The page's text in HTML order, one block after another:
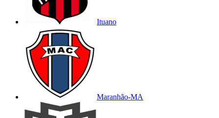
Ituano
Maranhão-MA